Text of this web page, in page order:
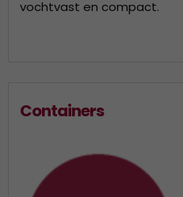
vochtvast en compact.
Containers